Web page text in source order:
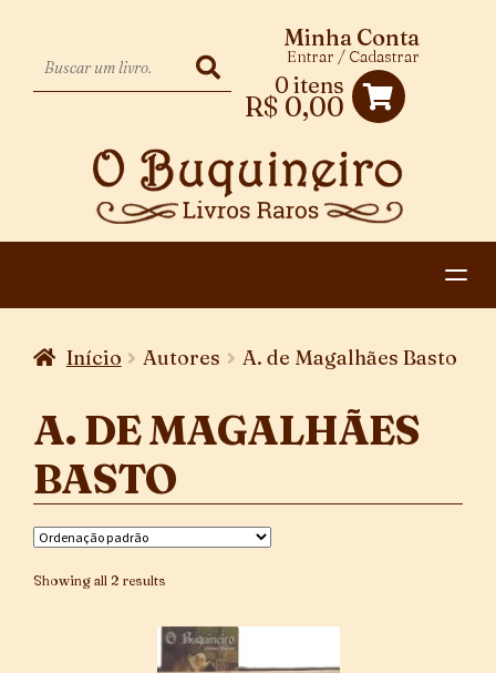
0 itens
R$ 0,00
Minha Conta
Entrar / Cadastrar
DESCENDENTE
PAGAMENTO E ENTREGA
Início Autores A. de Magalhães Basto
A. DE MAGALHÃES
BASTO
Showing all 2 results